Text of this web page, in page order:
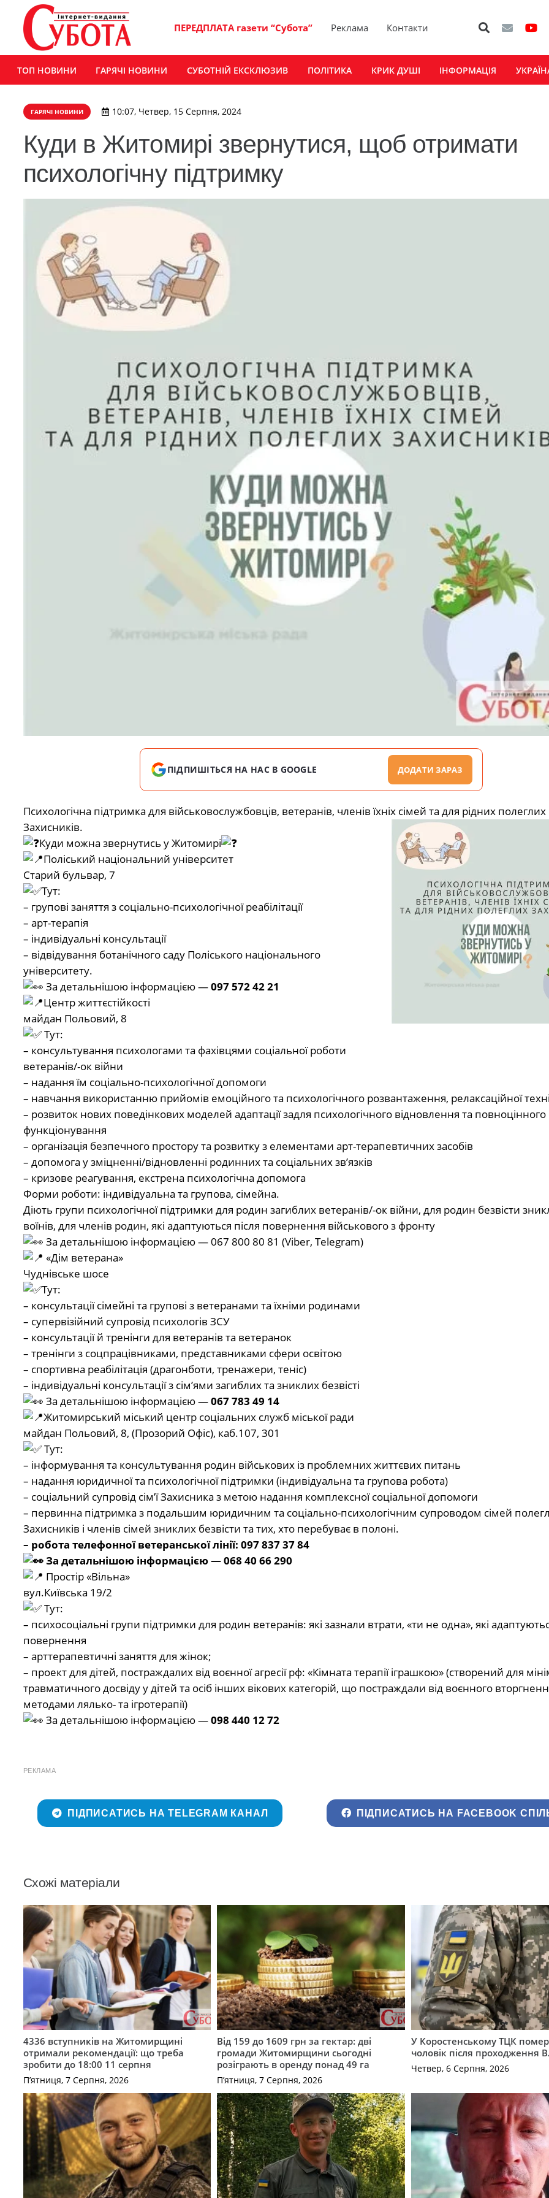
ПЕРЕДПЛАТА газети “Субота” Реклама Контакти
ТОП НОВИНИ ГАРЯЧІ НОВИНИ СУБОТНІЙ ЕКСКЛЮЗИВ ПОЛІТИКА КРИК ДУШІ ІНФОРМАЦІЯ
ГАРЯЧІ НОВИНИ 10:07, Четвер, 15 Серпня, 2024
Куди в Житомирі звернутися, щоб отримати
психологічну підтримку
ПІДПИШІТЬСЯ НА НАС В GOOGLE ДОДАТИ ЗАРАЗ
Психологічна підтримка для військовослужбовців, ветеранів, членів їхніх сімей та для рідних полеглих
Захисників.
Куди можна звернутись у Житомирі
Поліський національний університет
Старий бульвар, 7
Тут:
– групові заняття з соціально-психологічної реабілітації
– арт-терапія
– індивідуальні консультації
– відвідування ботанічного саду Поліського національного
університету.
За детальнішою інформацією —097 572 42 21
Центр життєстійкості
майдан Польовий, 8
Тут:
– консультування психологами та фахівцями соціальної роботи
ветеранів/-ок війни
– надання їм соціально-психологічної допомоги
– навчання використанню прийомів емоційного та психологічного розвантаження, релаксаційної
– розвиток нових поведінкових моделей адаптації задля психологічного відновлення та повноцінного
функціонування
– організація безпечного простору та розвитку з елементами арт-терапевтичних засобів
– допомога у зміцненні/відновленні родинних та соціальних зв’язків
– кризове реагування, екстрена психологічна допомога
Форми роботи: індивідуальна та групова, сімейна.
Діють групи психологічної підтримки для родин загиблих ветеранів/-ок війни, для родин безвісти
воїнів, для членів родин, які адаптуються після повернення військового з фронту
За детальнішою інформацією — 067 800 80 81 (Viber, Telegram)
«Дім ветерана»
Чуднівське шосе
Тут:
– консультації сімейні та групові з ветеранами та їхніми родинами
– супервізійний супровід психологів ЗСУ
– консультації й тренінги для ветеранів та ветеранок
– тренінги з соцпрацівниками, представниками сфери освітою
– спортивна реабілітація (драгонботи, тренажери, теніс)
– індивідуальні консультації з сімʼями загиблих та зниклих безвісті
За детальнішою інформацією —067 783 49 14
Житомирський міський центр соціальних служб міської ради
майдан Польовий, 8, (Прозорий Офіс), каб.107, 301
Тут:
– інформування та консультування родин військових із проблемних життєвих питань
– надання юридичної та психологічної підтримки (індивідуальна та групова робота)
– соціальний супровід сімʼї Захисника з метою надання комплексної соціальної допомоги
– первинна підтримка з подальшим юридичним та соціально-психологічним супроводом сімей
Захисників і членів сімей зниклих безвісти та тих, хто перебуває в полоні.
– робота телефонної ветеранської лінії: 097 837 37 84
За детальнішою інформацією — 068 40 66 290
Простір «Вільна»
вул.Київська 19/2
Тут:
– психосоціальні групи підтримки для родин ветеранів: які зазнали втрати, «ти не одна», які
повернення
– арттерапевтичні заняття для жінок;
– проект для дітей, постраждалих від воєнної агресії рф: «Кімната терапії іграшкою» (створений для
травматичного досвіду у дітей та осіб інших вікових категорій, що постраждали від воєнного
методами лялько- та ігротерапії)
За детальнішою інформацією —098 440 12 72
РЕКЛАМА
ПІДПИСАТИСЬ НА TELEGRAM КАНАЛ ПІДПИСАТИСЬ НА FACEBOOK
Схожі матеріали
4336 вступників на Житомирщині
отримали рекомендації: що треба
зробити до 18:00 11 серпня
П’ятниця, 7 Серпня, 2026
Від 159 до 1609 грн за гектар: дві
громади Житомирщини сьогодні
розіграють в оренду понад 49 га
П’ятниця, 7 Серпня, 2026
У Коростенському ТЦК
чоловік після проходження
Четвер, 6 Серпня, 2026